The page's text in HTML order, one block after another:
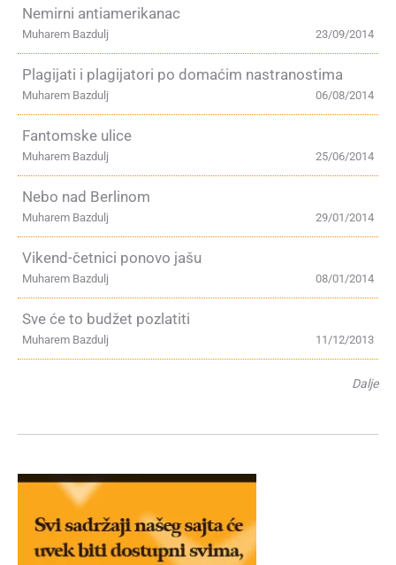
Nemirni antiamerikanac
23/09/2014
Muharem Bazdulj
Plagijati i plagijatori po domaćim nastranostima
06/08/2014
Muharem Bazdulj
Fantomske ulice
25/06/2014
Muharem Bazdulj
Nebo nad Berlinom
29/01/2014
Muharem Bazdulj
Vikend-četnici ponovo jašu
08/01/2014
Muharem Bazdulj
Sve će to budžet pozlatiti
11/12/2013
Muharem Bazdulj
Dalje